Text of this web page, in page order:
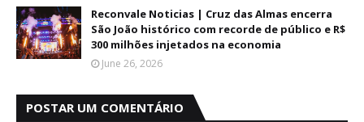
Reconvale Noticias | Cruz das Almas encerra
São João histórico com recorde de público e R$
300 milhões injetados na economia
June 26, 2026
POSTAR UM COMENTÁRIO